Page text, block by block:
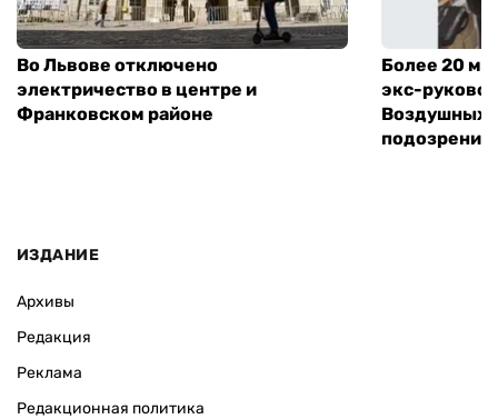
Во Львове отключено
электричество в центре и
Франковском районе
Более 20
экс-
Воздушных
подозрение
ИЗДАНИЕ
Архивы
Редакция
Реклама
Редакционная политика